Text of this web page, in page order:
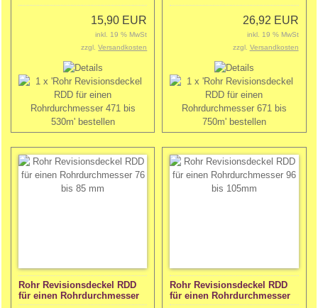
15,90 EUR
inkl. 19 % MwSt
zzgl.Versandkosten
26,92 EUR
inkl. 19 % MwSt
zzgl. Versandkosten
Rohr Revisionsdeckel RDD
für einen Rohrdurchmesser
Rohr Revisionsdeckel RDD
für einen Rohrdurchmesser